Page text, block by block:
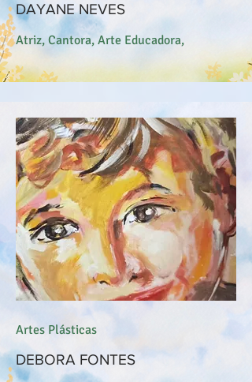
DAYANE NEVES
Atriz, Cantora, Arte Educadora,
Artes Plásticas
DEBORA FONTES